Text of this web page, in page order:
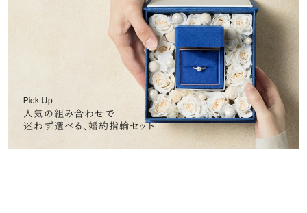
Pick Up
人気の組み合わせで
迷わず選べる、婚約指輪セット